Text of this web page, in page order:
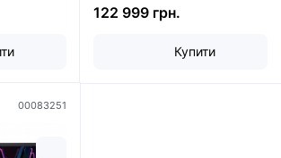
122 999 грн.
Купити
00083251